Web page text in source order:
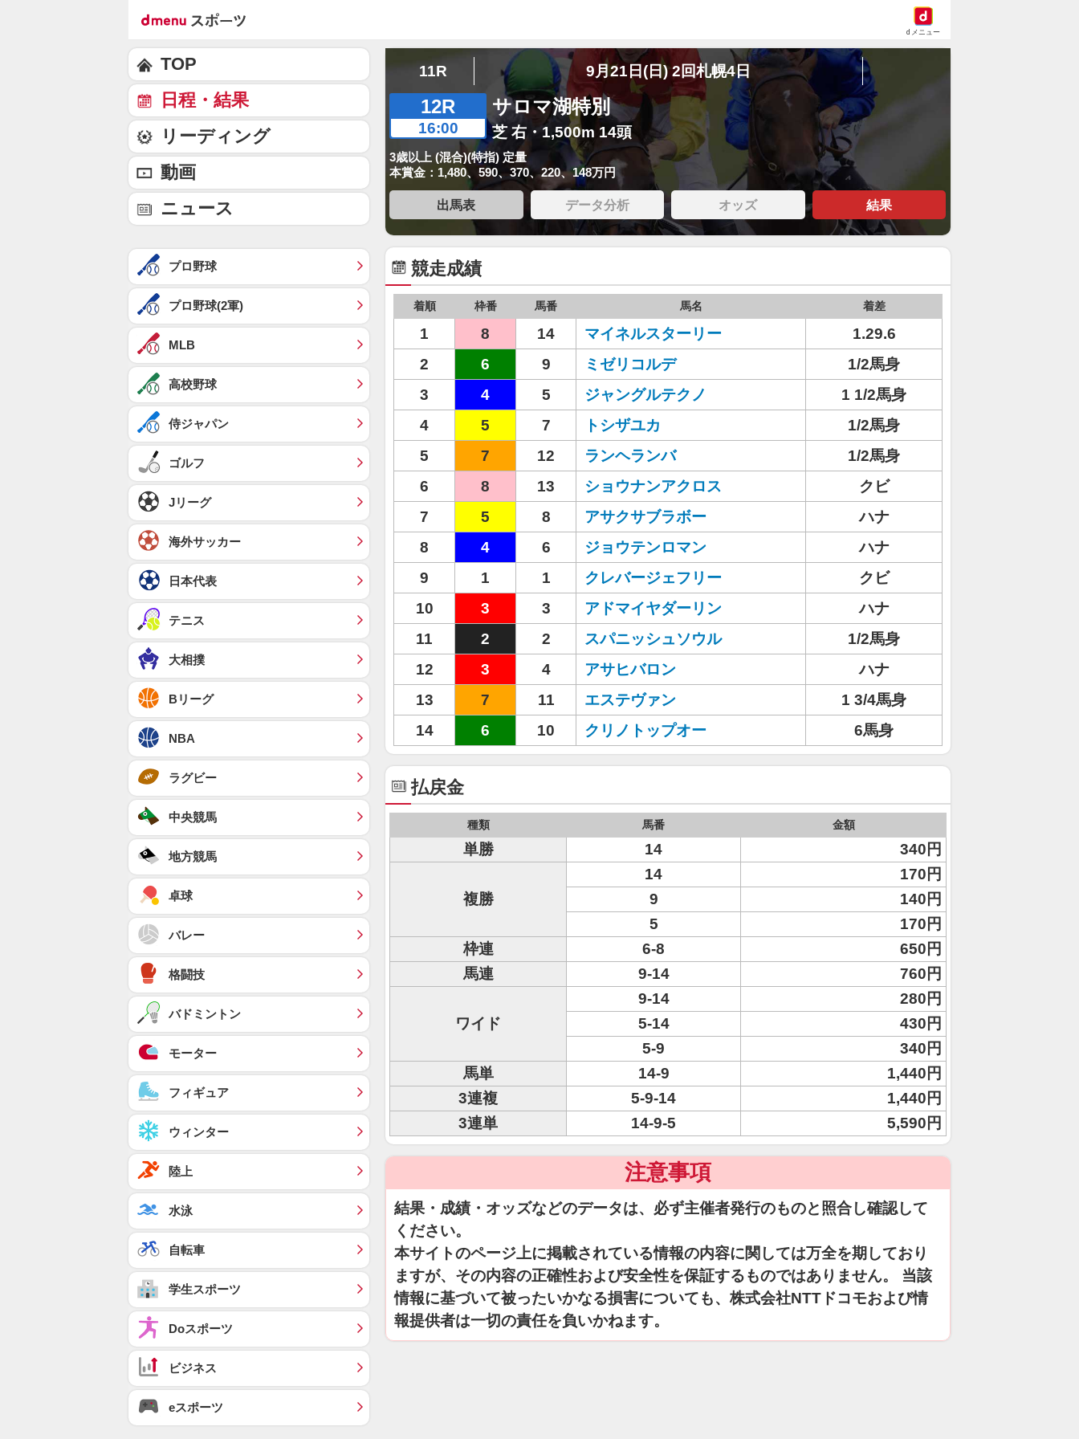
dメニュー
11R 9月21日(日) 2回札幌4日
12R
16:00
サロマ湖特別
芝 右・1,500m 14頭
3歳以上 (混合)(特指) 定量
本賞金：1,480、590、370、220、148万円
出馬表 データ分析 オッズ 結果
競走成績
着順 枠番 馬番 馬名 着差
1 8 14 マイネルスターリー
1.29.6
2
6 9 ミゼリコルデ
1/2馬身
3
4 5 ジャングルテクノ
1 1/2馬身
4
5 7 トシザユカ
1/2馬身
5
7 12 ランヘランバ
1/2馬身
6
8 13 ショウナンアクロス
クビ
7
5 8 アサクサブラボー
ハナ
8
4 6 ジョウテンロマン
ハナ
9
1 1 クレバージェフリー
クビ
10
3 3 アドマイヤダーリン
ハナ
11
2 2 スパニッシュソウル
1/2馬身
12
3 4 アサヒバロン
ハナ
13
7 11 エステヴァン
1 3/4馬身
14
6 10 クリノトップオー 6馬身
払戻金
種類 馬番 金額
単勝 14 340円
複勝
14
170円
9
140円
5
170円
枠連
6-8
650円
馬連
9-14 760円
ワイド
9-14
280円
5-14
430円
5-9
340円
馬単
14-9
1,440円
3連複
5-9-14
1,440円
3連単
14-9-5 5,590円
注意事項
結果・成績・オッズなどのデータは、必ず主催者発行のものと照合し確認して
ください。
本サイトのページ上に掲載されている情報の内容に関しては万全を期しており
ますが、その内容の正確性および安全性を保証するものではありません。 当該
情報に基づいて被ったいかなる損害についても、株式会社NTTドコモおよび情
報提供者は一切の責任を負いかねます。
TOP
日程・結果
リーディング
動画
ニュース
プロ野球
プロ野球(2軍)
MLB
高校野球
侍ジャパン
ゴルフ
Jリーグ
海外サッカー
日本代表
テニス
大相撲
Bリーグ
NBA
ラグビー
中央競馬
地方競馬
卓球
バレー
格闘技
バドミントン
モーター
フィギュア
ウィンター
陸上
水泳
自転車
学生スポーツ
Doスポーツ
ビジネス
eスポーツ